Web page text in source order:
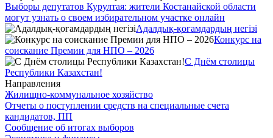
Выборы депутатов Курултая: жители Костанайской области
могут узнать о своем избирательном участке онлайн
Адалдық-қоғамдардың негізі
Конкурс на
соискание Премии для НПО – 2026
С Днём столицы
Республики Казахстан!
Направления
Жилищно-коммунальное хозяйство
Отчеты о поступлении средств на специальные счета
кандидатов, ПП
Сообщение об итогах выборов